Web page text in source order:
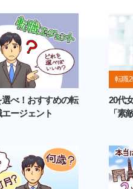
べ！おすすめの転
ージェント
転職
20代
「素